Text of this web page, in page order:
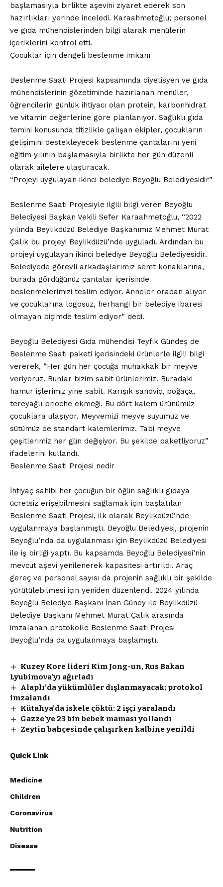
başlamasıyla birlikte aşevini ziyaret ederek son
hazırlıkları yerinde inceledi. Karaahmetoğlu; personel
ve gıda mühendislerinden bilgi alarak menülerin
içeriklerini kontrol etti.
Çocuklar için dengeli beslenme imkanı
Beslenme Saati Projesi kapsamında diyetisyen ve gıda
mühendislerinin gözetiminde hazırlanan menüler,
öğrencilerin günlük ihtiyacı olan protein, karbonhidrat
ve vitamin değerlerine göre planlanıyor. Sağlıklı gıda
temini konusunda titizlikle çalışan ekipler, çocukların
gelişimini destekleyecek beslenme çantalarını yeni
eğitim yılının başlamasıyla birlikte her gün düzenli
olarak ailelere ulaştıracak.
“Projeyi uygulayan ikinci belediye Beyoğlu Belediyesidir”
Beslenme Saati Projesiyle ilgili bilgi veren Beyoğlu
Belediyesi Başkan Vekili Sefer Karaahmetoğlu, “2022
yılında Beylikdüzü Belediye Başkanımız Mehmet Murat
Çalık bu projeyi Beylikdüzü’nde uyguladı. Ardından bu
projeyi uygulayan ikinci belediye Beyoğlu Belediyesidir.
Belediyede görevli arkadaşlarımız semt konaklarına,
burada gördüğünüz çantalar içerisinde
beslenmelerimizi teslim ediyor. Anneler oradan alıyor
ve çocuklarına logosuz, herhangi bir belediye ibaresi
olmayan biçimde teslim ediyor” dedi.
Beyoğlu Belediyesi Gıda mühendisi Teyfik Gündeş de
Beslenme Saati paketi içerisindeki ürünlerle ilgili bilgi
vererek, “Her gün her çocuğa muhakkak bir meyve
veriyoruz. Bunlar bizim sabit ürünlerimiz. Buradaki
hamur işlerimiz yine sabit. Karışık sandviç, poğaça,
tereyağlı brioche ekmeği. Bu dört kalem ürünümüz
çocuklara ulaşıyor. Meyvemizi meyve suyumuz ve
sütümüz de standart kalemlerimiz. Tabi meyve
çeşitlerimiz her gün değişiyor. Bu şekilde paketliyoruz”
ifadelerini kullandı.
Beslenme Saati Projesi nedir
İhtiyaç sahibi her çocuğun bir öğün sağlıklı gıdaya
ücretsiz erişebilmesini sağlamak için başlatılan
Beslenme Saati Projesi, ilk olarak Beylikdüzü’nde
uygulanmaya başlanmıştı. Beyoğlu Belediyesi, projenin
Beyoğlu’nda da uygulanması için Beylikdüzü Belediyesi
ile iş birliği yaptı. Bu kapsamda Beyoğlu Belediyesi’nin
mevcut aşevi yenilenerek kapasitesi artırıldı. Araç
gereç ve personel sayısı da projenin sağlıklı bir şekilde
yürütülebilmesi için yeniden düzenlendi. 2024 yılında
Beyoğlu Belediye Başkanı İnan Güney ile Beylikdüzü
Belediye Başkanı Mehmet Murat Çalık arasında
imzalanan protokolle Beslenme Saati Projesi
Beyoğlu’nda da uygulanmaya başlamıştı.
Kuzey Kore lideri Kim Jong-un, Rus Bakan
Lyubimova’yı ağırladı
Alaplı’da yükümlüler dışlanmayacak; protokol
imzalandı
Kütahya’da iskele çöktü: 2 işçi yaralandı
Gazze’ye 23 bin bebek maması yollandı
Zeytin bahçesinde çalışırken kalbine yenildi
Quick Link
Medicine
Children
Coronavirus
Nutrition
Disease